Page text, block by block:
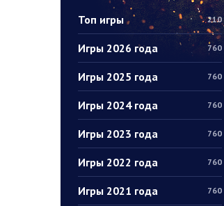
Топ игры 210
Игры 2026 года 760
Игры 2025 года 760
Игры 2024 года 760
Игры 2023 года 760
Игры 2022 года 760
Игры 2021 года 760